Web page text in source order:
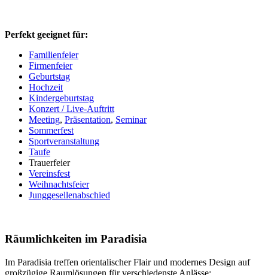
Perfekt geeignet für:
Familienfeier
Firmenfeier
Geburtstag
Hochzeit
Kindergeburtstag
Konzert / Live-Auftritt
Meeting, Präsentation, Seminar
Sommerfest
Sportveranstaltung
Taufe
Trauerfeier
Vereinsfest
Weihnachtsfeier
Junggesellenabschied
Räumlichkeiten im Paradisia
Im Paradisia treffen orientalischer Flair und modernes Design auf
großzügige Raumlösungen für verschiedenste Anlässe: